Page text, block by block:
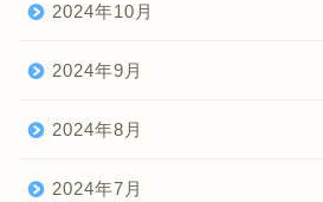
2024年10月
2024年9月
2024年8月
2024年7月